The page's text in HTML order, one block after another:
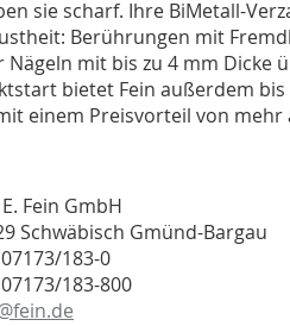
sie scharf. Ihre BiMetall-
Berührungen mit
Nägeln mit bis zu 4 mm Dicke
bietet Fein außerdem bis
einem Preisvorteil von mehr
Fein GmbH
Schwäbisch Gmünd-Bargau
183-0
183-800